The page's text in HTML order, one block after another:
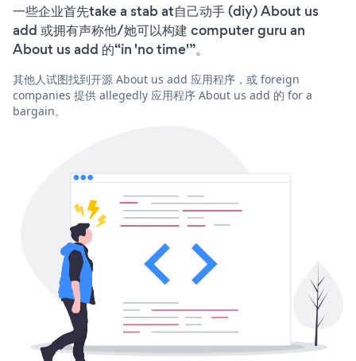
一些企业首先take a stab at自己动手 (diy) About us
add 或拥有声称他/她可以构建 computer guru an
About us add 的“in 'no time'”。
其他人试图找到开源 About us add 应用程序，或 foreign
companies 提供 allegedly 应用程序 About us add 的 for a
bargain。